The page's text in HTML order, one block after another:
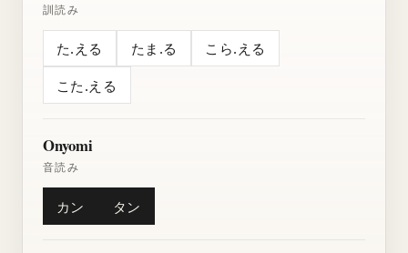
訓読み
た.える たま.る こら.える
こた.える
Onyomi
音読み
カン タン